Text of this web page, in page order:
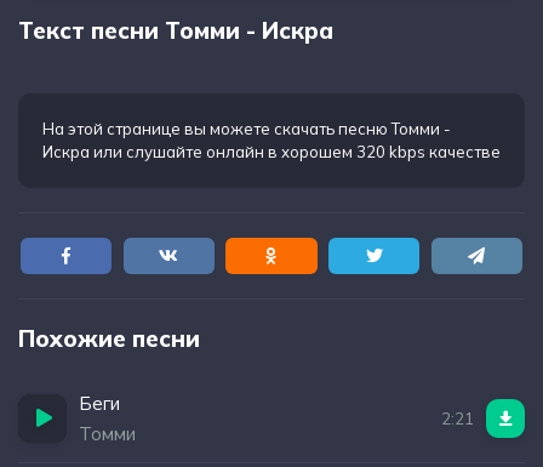
Текст песни Томми - Искра
На этой странице вы можете скачать песню Томми -
Искра или слушайте онлайн в хорошем 320 kbps качестве
Похожие песни
Беги
Томми
2:21